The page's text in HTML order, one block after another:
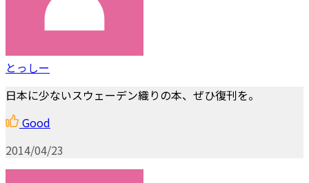
とっしー
日本に少ないスウェーデン織りの本、ぜひ復刊を。
Good
2014/04/23